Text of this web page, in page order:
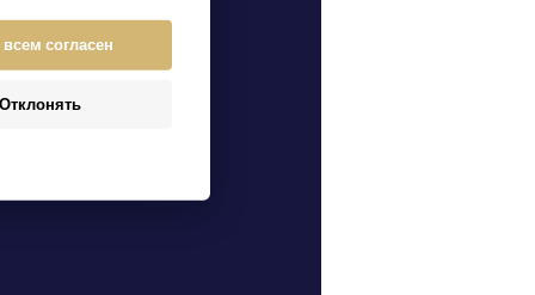
согласен
Отклонять